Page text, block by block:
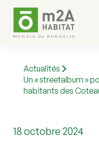
P
n
Actualités
Un « streetalbum »
habitants des
18 octobre 2024